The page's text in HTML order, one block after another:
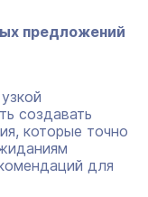
предложений
создавать
которые точно
для